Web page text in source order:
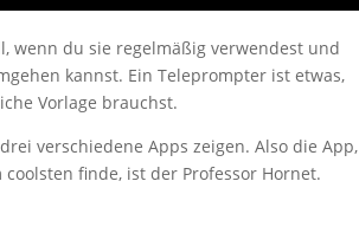
wenn du sie regelmäßig verwendest und
kannst. Ein Teleprompter ist etwas,
Vorlage brauchst.
verschiedene Apps zeigen. Also die App,
finde, ist der Professor Hornet.